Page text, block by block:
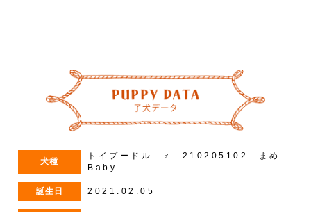
犬種
トイプードル ♂ 210205102 まめ
Baby
誕生日 2021.02.05